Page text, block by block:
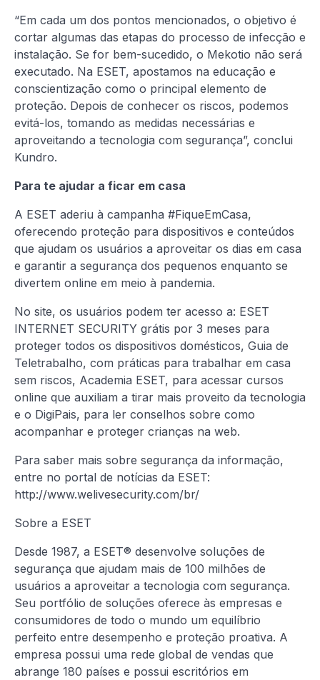
“Em cada um dos pontos mencionados, o objetivo é
cortar algumas das etapas do processo de infecção e
instalação. Se for bem-sucedido, o Mekotio não será
executado. Na ESET, apostamos na educação e
conscientização como o principal elemento de
proteção. Depois de conhecer os riscos, podemos
evitá-los, tomando as medidas necessárias e
aproveitando a tecnologia com segurança”, conclui
Kundro.
Para te ajudar a ficar em casa
A ESET aderiu à campanha #FiqueEmCasa,
oferecendo proteção para dispositivos e conteúdos
que ajudam os usuários a aproveitar os dias em casa
e garantir a segurança dos pequenos enquanto se
divertem online em meio à pandemia.
No site, os usuários podem ter acesso a: ESET
INTERNET SECURITY grátis por 3 meses para
proteger todos os dispositivos domésticos, Guia de
Teletrabalho, com práticas para trabalhar em casa
sem riscos, Academia ESET, para acessar cursos
online que auxiliam a tirar mais proveito da tecnologia
e o DigiPais, para ler conselhos sobre como
acompanhar e proteger crianças na web.
Para saber mais sobre segurança da informação,
entre no portal de notícias da ESET:
http://www.welivesecurity.com/br/
Sobre a ESET
Desde 1987, a ESET® desenvolve soluções de
segurança que ajudam mais de 100 milhões de
usuários a aproveitar a tecnologia com segurança.
Seu portfólio de soluções oferece às empresas e
consumidores de todo o mundo um equilíbrio
perfeito entre desempenho e proteção proativa. A
empresa possui uma rede global de vendas que
abrange 180 países e possui escritórios em